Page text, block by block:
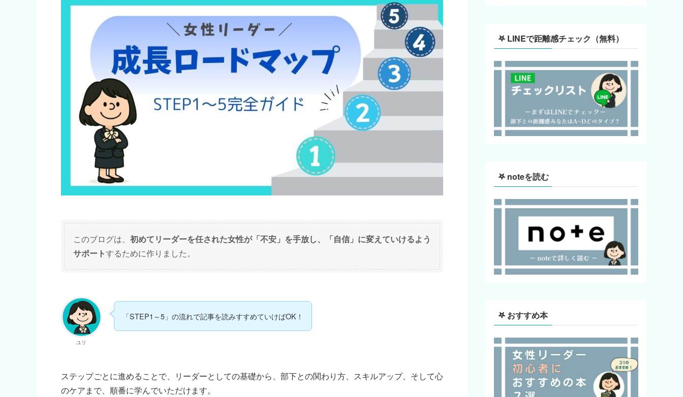
このブログは、 初めてリーダーを任された女性が「不安」を手放し、「自信」に変えていけるよう
サポートするために作りました。
ユリ
「STEP1～5」の流れで記事を読みすすめていけばOK！
ステップごとに進めることで、リーダーとしての基礎から、部下との関わり方、スキルアップ、そして心
のケアまで、順番に学んでいただけます。
𖤐 LINEで距離感チェック（無料）
‎𖤐 noteを読む
‎𖤐 おすすめ本